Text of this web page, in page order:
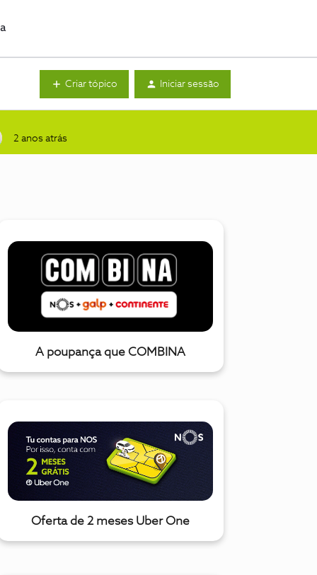
Criar tópico Iniciar sessão
2 anos atrás
A poupança que COMBINA
Oferta de 2 meses Uber One